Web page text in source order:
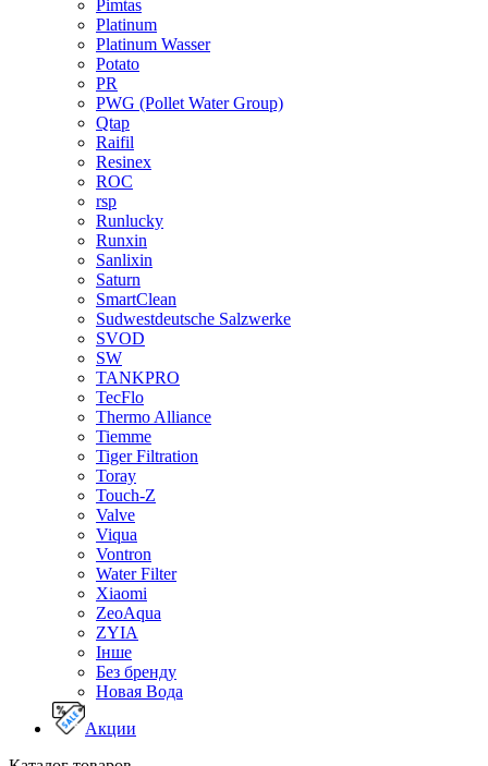
Pimtas
Platinum
Platinum Wasser
Potato
PR
PWG (Pollet Water Group)
Qtap
Raifil
Resinex
ROC
rsp
Runlucky
Runxin
Sanlixin
Saturn
SmartClean
Sudwestdeutsche Salzwerke
SVOD
SW
TANKPRO
TecFlo
Thermo Alliance
Tiemme
Tiger Filtration
Toray
Touch-Z
Valve
Viqua
Vontron
Water Filter
Xiaomi
ZeoAqua
ZYIA
Інше
Без бренду
Новая Вода
Акции